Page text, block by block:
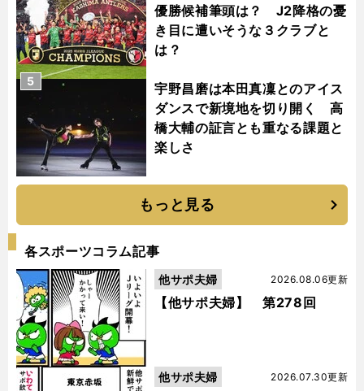
優勝候補筆頭は？ J2降格の憂
き目に遭いそうな３クラブと
は？
宇野昌磨は本田真凜とのアイス
ダンスで新境地を切り開く 高
橋大輔の証言とも重なる課題と
楽しさ
5
もっと見る
各スポーツコラム記事
【他サポ夫婦】 第278回
2026.08.06更新
他サポ夫婦
2026.07.30更新
他サポ夫婦